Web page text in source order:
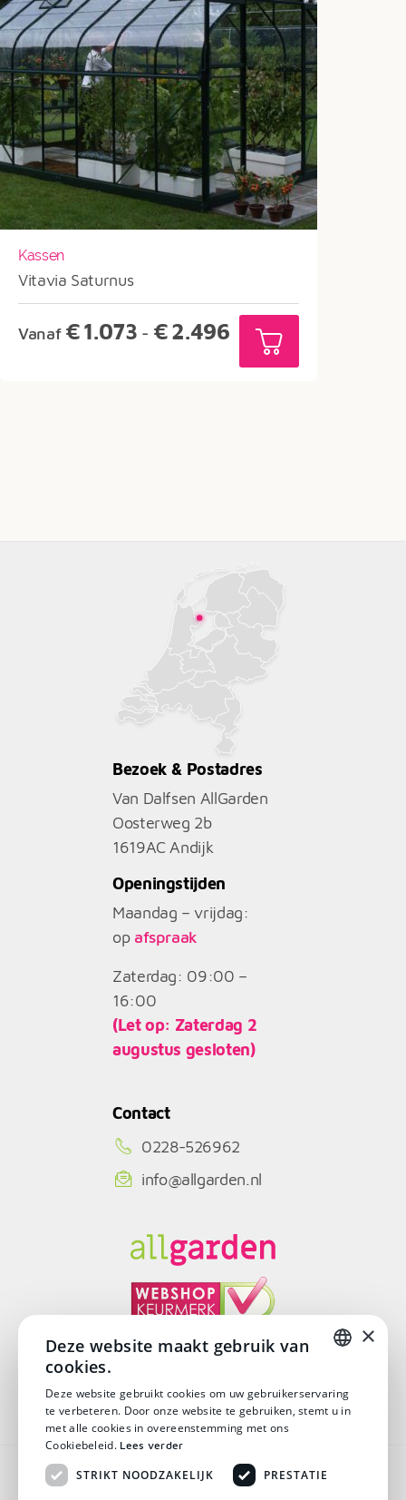
Kassen
Vitavia Saturnus
Vanaf €1.073 - €2.496 Prijsklasse:
€1.073
Bezoek & Postadres
Van Dalfsen AllGarden
Oosterweg 2b
1619AC Andijk
Openingstijden
Maandag – vrijdag:
op afspraak
Zaterdag: 09:00 –
16:00
(Let op: Zaterdag 2
augustus gesloten)
Contact
0228-526962
info@allgarden.nl
Algemene voorwaarden
DUTCH
×
Deze website maakt gebruik van
cookies.
Deze website gebruikt cookies om uw gebruikerservaring
te verbeteren. Door onze website te gebruiken, stemt u in
met alle cookies in overeenstemming met ons
Cookiebeleid. Lees verder
STRIKT NOODZAKELIJK PRESTATIE